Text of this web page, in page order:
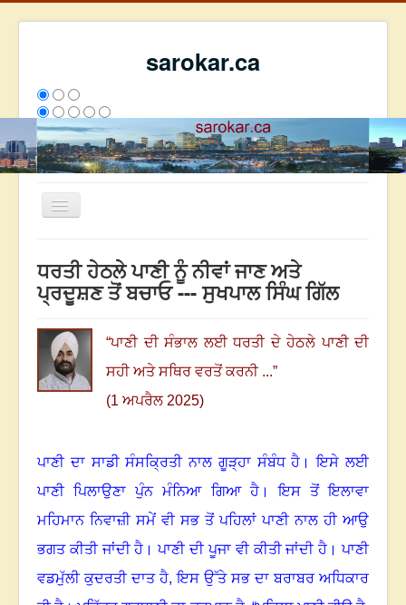
sarokar.ca
Toggle
ਰਚਨਾਵਾਂ
ਸੰਪਰਕ
We have 88 guests and no members online
2797511
ਇਸ ਹਫਤੇ
ਧਰਤੀ ਹੇਠਲੇ ਪਾਣੀ ਨੂੰ ਨੀਵਾਂ ਜਾਣ ਅਤੇ
ਪ੍ਰਦੂਸ਼ਣ ਤੋਂ ਬਚਾਓ --- ਸੁਖਪਾਲ ਸਿੰਘ ਗਿੱਲ
“ਪਾਣੀ ਦੀ ਸੰਭਾਲ ਲਈ ਧਰਤੀ ਦੇ ਹੇਠਲੇ ਪਾਣੀ ਦੀ
ਸਹੀ ਅਤੇ ਸਥਿਰ ਵਰਤੋਂ ਕਰਨੀ ...”
(1 ਅਪਰੈਲ 2025)
ਪਾਣੀ ਦਾ ਸਾਡੀ ਸੰਸਕ੍ਰਿਤੀ ਨਾਲ ਗੂੜ੍ਹਾ ਸੰਬੰਧ ਹੈ ।ਇਸੇ ਲਈ
ਪਾਣੀ ਪਿਲਾਉਣਾ ਪੁੰਨ ਮੰਨਿਆ ਗਿਆ ਹੈ।ਇਸ ਤੋਂ ਇਲਾਵਾ
ਮਹਿਮਾਨ ਨਿਵਾਜ਼ੀ ਸਮੇਂ ਵੀ ਸਭ ਤੋਂ ਪਹਿਲਾਂ ਪਾਣੀ ਨਾਲ ਹੀ ਆਉ
ਭਗਤ ਕੀਤੀ ਜਾਂਦੀ ਹੈ ।ਪਾਣੀ ਦੀ ਪੂਜਾ ਵੀ ਕੀਤੀ ਜਾਂਦੀ ਹੈ ।ਪਾਣੀ
ਵਡਮੁੱਲੀ ਕੁਦਰਤੀ ਦਾਤ ਹੈ, ਇਸ ਉੱਤੇ ਸਭ ਦਾ ਬਰਾਬਰ ਅਧਿਕਾਰ